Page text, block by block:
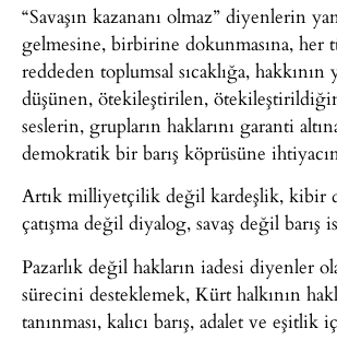
“Savaşın kazananı olmaz” diyenlerin
gelmesine, birbirine dokunmasına, her
reddeden toplumsal sıcaklığa,
düşünen, ötekileştirilen,
seslerin, grupların haklarını garanti
demokratik bir barış köprüsüne
Artık milliyetçilik değil kardeşlik, kibir
çatışma değil diyalog, savaş değil barış
Pazarlık değil hakların iadesi diyenler
sürecini desteklemek, Kürt halkının
tanınması, kalıcı barış, adalet ve eşitlik